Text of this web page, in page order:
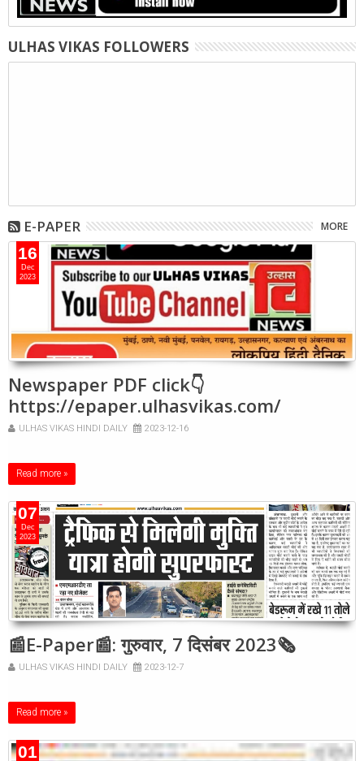
ULHAS VIKAS FOLLOWERS
E-PAPER MORE
16
Dec
2023
Newspaper PDF click👇
https://epaper.ulhasvikas.com/
ULHAS VIKAS HINDI DAILY 2023-12-16
Read more »
07
Dec
2023
📰E-Paper📰: गुरुवार, 7 दिसंबर 2023🗞
ULHAS VIKAS HINDI DAILY 2023-12-7
Read more »
01